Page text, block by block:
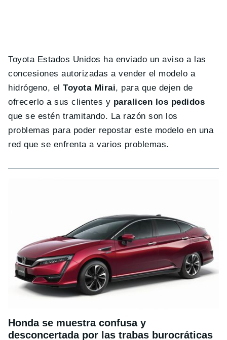
Toyota Estados Unidos ha enviado un aviso a las
concesiones autorizadas a vender el modelo a
hidrógeno, elToyota Mirai, para que dejen de
ofrecerlo a sus clientes y paralicen los pedidos
que se estén tramitando. La razón son los
problemas para poder repostar este modelo en una
red que se enfrenta a varios problemas.
Honda se muestra confusa y
desconcertada por las trabas burocráticas